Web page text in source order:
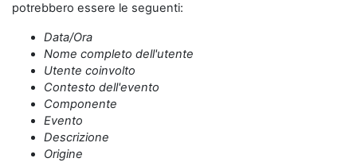
potrebbero essere le seguenti:
Data/Ora
Nome completo dell'utente
Utente coinvolto
Contesto dell'evento
Componente
Evento
Descrizione
Origine